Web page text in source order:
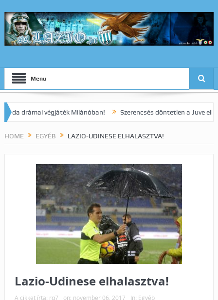
Menu
végjáték Milánóban! Szerencsés döntetlen a Juve elleni
HOME EGYÉB LAZIO-UDINESE ELHALASZTVA!
Lazio-Udinese elhalasztva!
A cikket írta: rq7 on: november 06, 2017 In: Egyéb